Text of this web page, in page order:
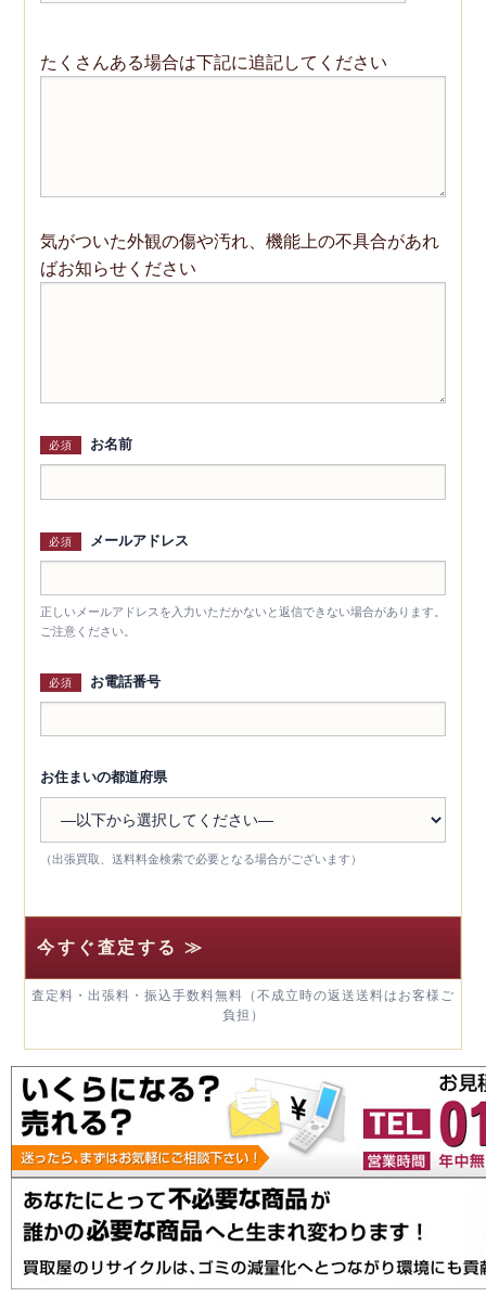
たくさんある場合は下記に追記してください
気がついた外観の傷や汚れ、機能上の不具合があれ
ばお知らせください
必須 お名前
必須 メールアドレス
正しいメールアドレスを入力いただかないと返信できない場合があります。
ご注意ください。
必須 お電話番号
お住まいの都道府県
（出張買取、送料料金検索で必要となる場合がございます）
査定料・出張料・振込手数料無料（不成立時の返送送料はお客様ご
負担）